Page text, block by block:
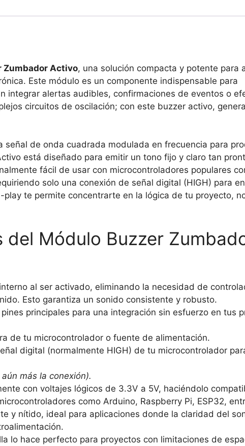
Zumbador Activo, una solución compacta y potente para
Este módulo es un componente indispensable para
integrar alertas audibles, confirmaciones de eventos o
circuitos de oscilación; con este buzzer activo,
de onda cuadrada modulada en frecuencia para
está diseñado para emitir un tono fijo y claro tan
fácil de usar con microcontroladores populares
solo una conexión de señal digital (HIGH) para
te permite concentrarte en la lógica de tu proyecto,
Módulo Buzzer
al ser activado, eliminando la necesidad de
Esto garantiza un sonido consistente y robusto.
principales para una integración sin esfuerzo en tus
de tu microcontrolador o fuente de alimentación.
digital (normalmente HIGH) de tu microcontrolador
más la conexión).
con voltajes lógicos de 3.3V a 5V, haciéndolo
como Arduino, Raspberry Pi, ESP32,
y nítido, ideal para aplicaciones donde la claridad del
lo hace perfecto para proyectos con limitaciones de